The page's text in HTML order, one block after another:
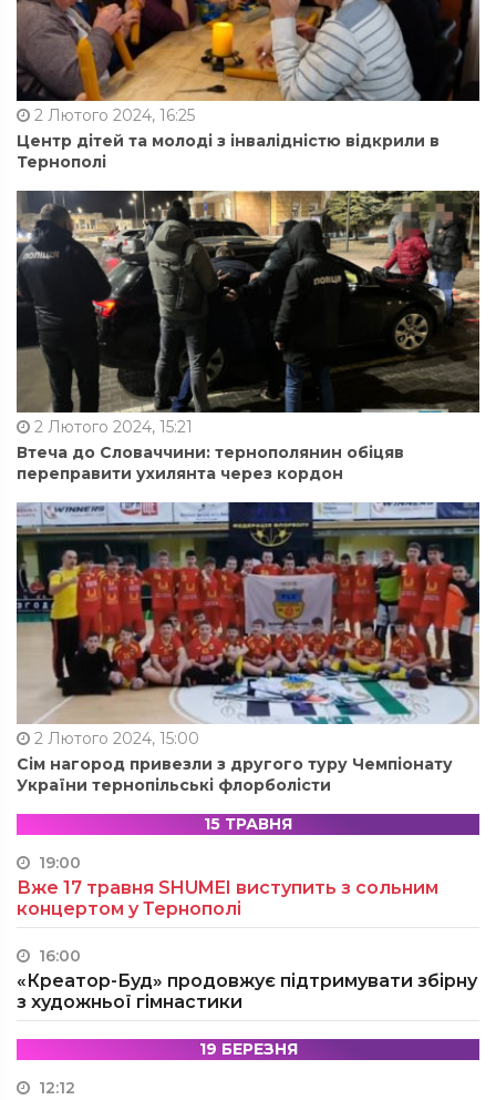
2 Лютого 2024, 16:25
Центр дітей та молоді з інвалідністю відкрили в
Тернополі
2 Лютого 2024, 15:21
Втеча до Словаччини: тернополянин обіцяв
переправити ухилянта через кордон
2 Лютого 2024, 15:00
Сім нагород привезли з другого туру Чемпіонату
України тернопільські флорболісти
15 ТРАВНЯ
19:00
Вже 17 травня SHUMEI виступить з сольним
концертом у Тернополі
16:00
«Креатор-Буд» продовжує підтримувати збірну
з художньої гімнастики
19 БЕРЕЗНЯ
12:12